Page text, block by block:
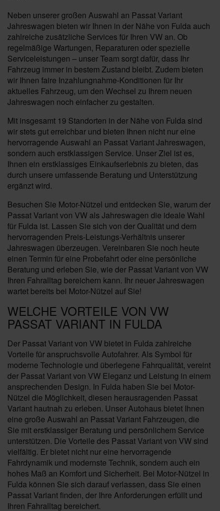
Neben unserer großen Auswahl an Passat Variant
Jahreswagen bieten wir Ihnen in der Nähe von Fulda auch
zahlreiche zusätzliche Services für Ihren VW an. Ob
regelmäßige Wartungen, Reparaturen oder spezielle
Serviceleistungen – unser Team sorgt dafür, dass Ihr
Fahrzeug immer in bestem Zustand bleibt. Zudem bieten
wir Ihnen faire Inzahlungnahme-Konditionen für Ihr
aktuelles Fahrzeug, um den Wechsel zu Ihrem neuen
Jahreswagen noch einfacher zu gestalten.
Mit insgesamt 19 Standorten in der Nähe von Fulda sind
wir stets gut erreichbar und bieten Ihnen nicht nur eine
hervorragende Auswahl an Passat Variant Jahreswagen,
sondern auch erstklassigen Service. Unser Ziel ist es,
Ihnen ein erstklassiges Einkaufserlebnis zu bieten, das
durch unsere umfassende Beratung und Unterstützung
ergänzt wird.
Besuchen Sie Motor-Nützel und entdecken Sie, warum der
Passat Variant von VW als Jahreswagen die ideale Wahl
für Fulda ist. Lassen Sie sich von der Qualität und dem
hervorragenden Preis-Leistungs-Verhältnis unserer
Jahreswagen überzeugen. Vereinbaren Sie noch heute
einen Termin für eine Probefahrt oder eine persönliche
Beratung und erleben Sie, wie der Passat Variant von VW
Ihren Fahralltag bereichern kann. Ihr neuer Jahreswagen
wartet bereits bei Motor-Nützel auf Sie!
WELCHE VORTEILE VON VW
PASSAT VARIANT IN FULDA
Der Passat Variant von VW bietet in Fulda zahlreiche
Vorteile für anspruchsvolle Autofahrer. Als Symbol für
moderne Technologie und überlegene Fahrqualität, vereint
der Passat Variant von VW Eleganz und Leistung in einem
ansprechenden Design. In Fulda haben Sie bei Motor-
Nützel die Möglichkeit, diesen herausragenden Passat
Variant hautnah zu erleben. Unser Autohaus bietet Ihnen
eine große Auswahl an Passat Variant Fahrzeugen, die
Sie mit erstklassiger Beratung und persönlichem Service
unterstützen. Die Vorteile des Passat Variant von VW sind
vielfältig. Er bietet nicht nur eine hervorragende
Fahrdynamik und modernste Technik, sondern auch ein
hohes Maß an Komfort und Sicherheit. Bei Motor-Nützel in
Fulda können Sie sich darauf verlassen, dass Sie einen
Passat Variant finden, der Ihre Anforderungen erfüllt und
Ihren Fahralltag bereichert.